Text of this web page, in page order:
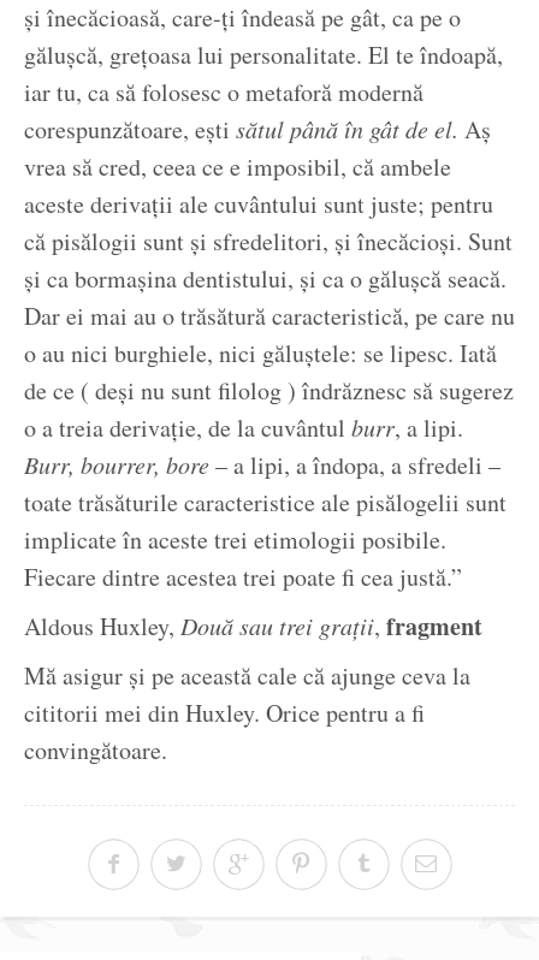
și înecăcioasă, care-ți îndeasă pe gât, ca pe o
gălușcă, grețoasa lui personalitate. El te îndoapă,
iar tu, ca să folosesc o metaforă modernă
corespunzătoare, ești sătul până în gât de el. Aș
vrea să cred, ceea ce e imposibil, că ambele
aceste derivații ale cuvântului sunt juste; pentru
că pisălogii sunt și sfredelitori, și înecăcioși. Sunt
și ca bormașina dentistului, și ca o gălușcă seacă.
Dar ei mai au o trăsătură caracteristică, pe care nu
o au nici burghiele, nici găluștele: se lipesc. Iată
de ce ( deși nu sunt filolog ) îndrăznesc să sugerez
o a treia derivație, de la cuvântul burr, a lipi.
Burr, bourrer, bore– a lipi, a îndopa, a sfredeli –
toate trăsăturile caracteristice ale pisălogelii sunt
implicate în aceste trei etimologii posibile.
Fiecare dintre acestea trei poate fi cea justă.”
Aldous Huxley, Două sau trei grații, fragment
Mă asigur și pe această cale că ajunge ceva la
cititorii mei din Huxley. Orice pentru a fi
convingătoare.